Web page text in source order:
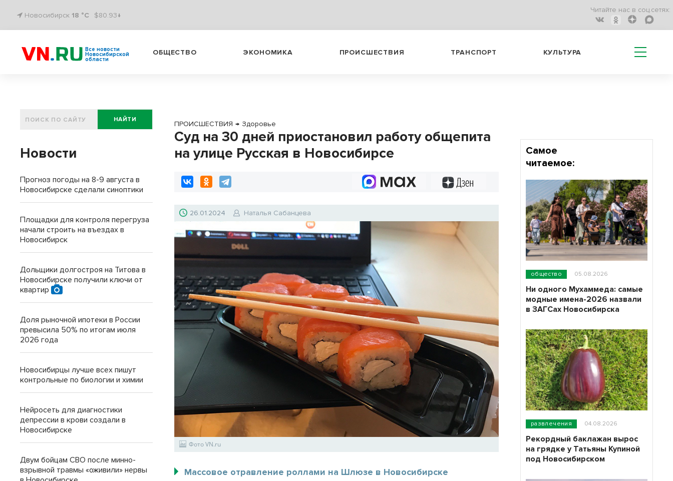
Новосибирск 18 °C $80.93↓
Читайте нас в соц.сетях:
Все новости
Новосибирской
области
ОБЩЕСТВО ЭКОНОМИКА ПРОИСШЕСТВИЯ ТРАНСПОРТ КУЛЬТУРА
ПРОИСШЕСТВИЯ → Здоровье
Суд на 30 дней приостановил работу общепита
на улице Русская в Новосибирсе
26.01.2024 Наталья Сабанцева
Фото VN.ru
Массовое отравление роллами на Шлюзе в Новосибирске
НАЙТИ
Новости
Прогноз погоды на 8-9 августа в
Новосибирске сделали синоптики
Площадки для контроля перегруза
начали строить на въездах в
Новосибирск
Дольщики долгостроя на Титова в
Новосибирске получили ключи от
квартир
Доля рыночной ипотеки в России
превысила 50% по итогам июля
2026 года
Новосибирцы лучше всех пишут
контрольные по биологии и химии
Нейросеть для диагностики
депрессии в крови создали в
Новосибирске
Двум бойцам СВО после минно-
взрывной травмы «оживили» нервы
Самое
читаемое:
общество 05.08.2026
Ни одного Мухаммеда: самые
модные имена-2026 назвали
в ЗАГСах Новосибирска
развлечения 04.08.2026
Рекордный баклажан вырос
на грядке у Татьяны Купиной
под Новосибирском